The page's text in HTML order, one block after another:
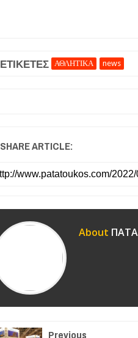
ΕΤΙΚΕΤΕΣ ΑΘΛΗΤΙΚΑ news
SHARE ARTICLE:
About
Previous